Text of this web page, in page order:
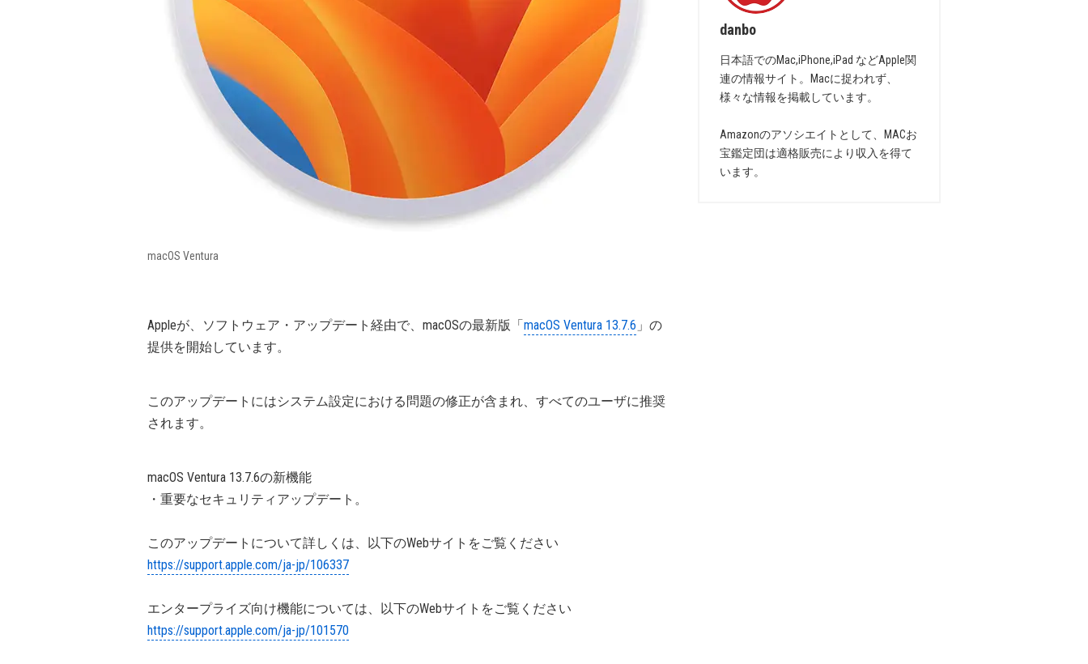
macOS Ventura
Appleが、ソフトウェア・アップデート経由で、macOSの最新版「macOS Ventura 13.7.6 」の
提供を開始しています。
このアップデートにはシステム設定における問題の修正が含まれ、すべてのユーザに推奨
されます。
macOS Ventura 13.7.6の新機能
・重要なセキュリティアップデート。
このアップデートについて詳しくは、以下のWebサイトをご覧ください
https://support.apple.com/ja-jp/106337
エンタープライズ向け機能については、以下のWebサイトをご覧ください
https://support.apple.com/ja-jp/101570
danbo
日本語でのMac,iPhone,iPad などApple関
連の情報サイト。Macに捉われず、
様々な情報を掲載しています。
Amazonのアソシエイトとして、MACお
宝鑑定団は適格販売により収入を得て
います。